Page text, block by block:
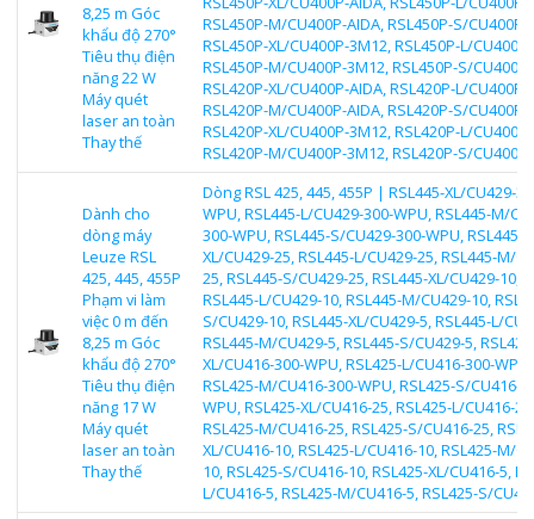
8,25 m Góc
khẩu độ 270°
Tiêu thụ điện
năng 22 W
Máy quét
laser an toàn
Thay thế
RSL450P-M/CU400P-AIDA, RSL450P-S/CU400P-
RSL450P-XL/CU400P-3M12, RSL450P-L/
RSL450P-M/CU400P-3M12, RSL450P-S/
RSL420P-XL/CU400P-AIDA, RSL420P-L/CU400P-
RSL420P-M/CU400P-AIDA, RSL420P-S/CU400P-
RSL420P-XL/CU400P-3M12, RSL420P-L/
RSL420P-M/CU400P-3M12, RSL420P-S/
Dành cho
dòng máy
Leuze RSL
425, 445, 455P
Phạm vi làm
việc 0 m đến
8,25 m Góc
khẩu độ 270°
Tiêu thụ điện
năng 17 W
Máy quét
laser an toàn
Thay thế
Dòng RSL 425, 445, 455P | RSL445-XL/CU429-
WPU, RSL445-L/CU429-300-WPU, RSL445-M/
300-WPU, RSL445-S/CU429-300-WPU, RSL445-
XL/CU429-25, RSL445-L/CU429-25, RSL445-M/
25, RSL445-S/CU429-25, RSL445-XL/CU429-10,
RSL445-L/CU429-10, RSL445-M/CU429-10,
S/CU429-10, RSL445-XL/CU429-5, RSL445-L/
RSL445-M/CU429-5, RSL445-S/CU429-5,
XL/CU416-300-WPU, RSL425-L/CU416-300-WPU,
RSL425-M/CU416-300-WPU, RSL425-S/CU416-
WPU, RSL425-XL/CU416-25, RSL425-L/CU416-25,
RSL425-M/CU416-25, RSL425-S/CU416-25,
XL/CU416-10, RSL425-L/CU416-10, RSL425-M/
10, RSL425-S/CU416-10, RSL425-XL/CU416-5,
L/CU416-5, RSL425-M/CU416-5, RSL425-S/